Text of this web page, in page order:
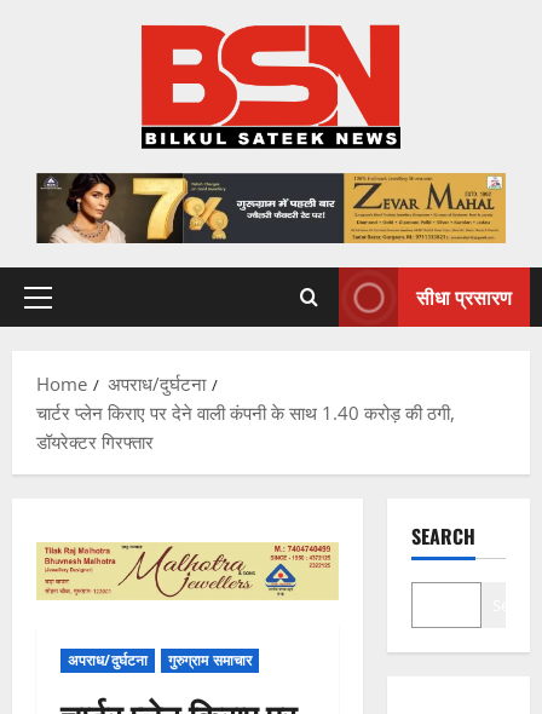
Primary
सीधा प्रसारण
Home
अपराध/दुर्घटना
चार्टर प्लेन किराए पर देने वाली कंपनी के साथ 1.40 करोड़ की ठगी,
डॉयरेक्टर गिरफ्तार
अपराध/दुर्घटना गुरुग्राम समाचार
SEARCH